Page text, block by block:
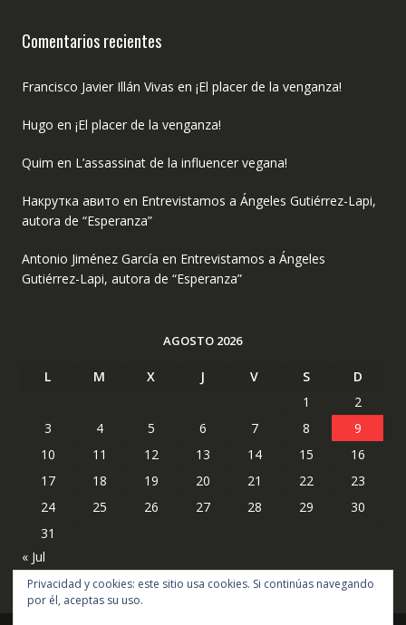
Comentarios recientes
Francisco Javier Illán Vivas en ¡El placer de la venganza!
Hugo en ¡El placer de la venganza!
Quim en L’assassinat de la influencer vegana!
Накрутка авито en Entrevistamos a Ángeles Gutiérrez-Lapi,
autora de “Esperanza”
Antonio Jiménez García en Entrevistamos a Ángeles
Gutiérrez-Lapi, autora de “Esperanza”
AGOSTO 2026
L M X J V S
D
1
2
3
4 5 6 7 8
9
10
11 12 13 14 15
16
17
18 19 20 21 22
23
24
25 26 27 28 29
30
31
« Jul
Privacidad y cookies: este sitio usa cookies. Si continúas navegando
por él, aceptas su uso.